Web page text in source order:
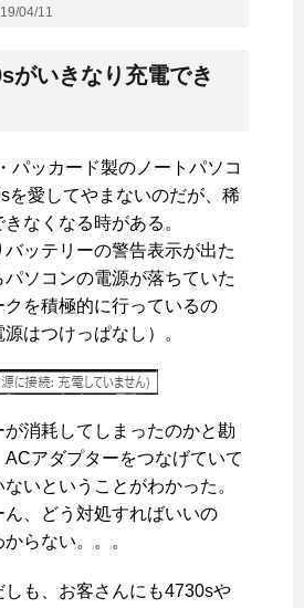
04/11
がいきなり充電でき
パッカード製のノートパソコ
を愛してやまないのだが、稀
なくなる時がある。
ッテリーの警告表示が出た
パソコンの電源が落ちていた
クを積極的に行っているの
はつけっぱなし）。
消耗してしまったのかと勘
アダプターをつなげていて
いということがわかった。
ん、どう対処すればいいの
らない。。。
しも、お客さんにも4730sや